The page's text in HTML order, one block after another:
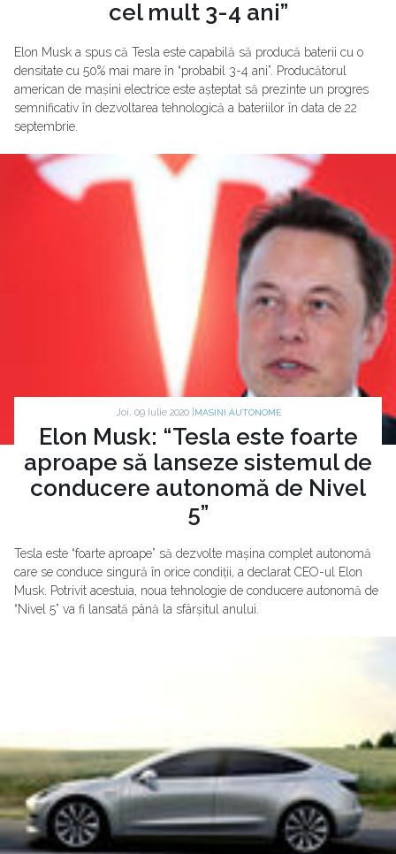
cel mult 3-4 ani”
Elon Musk a spus că Tesla este capabilă să producă baterii cu o
densitate cu 50% mai mare în “probabil 3-4 ani”. Producătorul
american de mașini electrice este așteptat să prezinte un progres
semnificativ în dezvoltarea tehnologică a bateriilor în data de 22
septembrie.
Joi, 09 Iulie 2020 | MASINI AUTONOME
Elon Musk: “Tesla este foarte
aproape să lanseze sistemul de
conducere autonomă de Nivel
5”
Tesla este “foarte aproape” să dezvolte mașina complet autonomă
care se conduce singură în orice condiții, a declarat CEO-ul Elon
Musk. Potrivit acestuia, noua tehnologie de conducere autonomă de
“Nivel 5” va fi lansată până la sfârșitul anului.